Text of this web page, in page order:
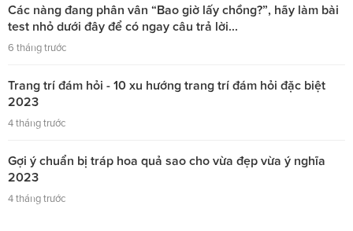
Các nàng đang phân vân “Bao giờ lấy chồng?”, hãy làm bài
test nhỏ dưới đây để có ngay câu trả lời...
6 tháng trước
Trang trí đám hỏi - 10 xu hướng trang trí đám hỏi đặc biệt
2023
4 tháng trước
Gợi ý chuẩn bị tráp hoa quả sao cho vừa đẹp vừa ý nghĩa
2023
4 tháng trước